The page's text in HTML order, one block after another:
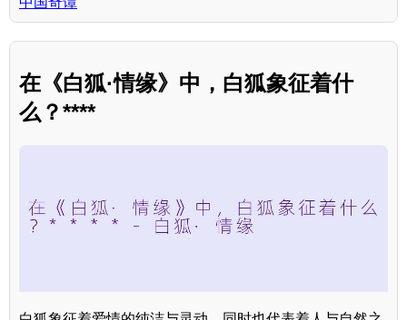
在《白狐·情缘》中，白狐象征着什
么？****